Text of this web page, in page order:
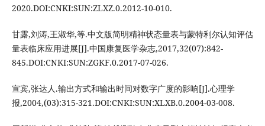
2020.DOI:CNKI:SUN:ZLXZ.0.2012-10-010.
甘露,刘涛,王淑华,等.中文版简明精神状态量表与蒙特利尔认知评估
量表临床应用进展[J].中国康复医学杂志,2017,32(07):842-
845.DOI:CNKI:SUN:ZGKF.0.2017-07-026.
宣宾,张达人.输出方式和输出时间对数字广度的影响[J].心理学
报,2004,(03):315-321.DOI:CNKI:SUN:XLXB.0.2004-03-008.